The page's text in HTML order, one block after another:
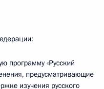
программу «Русский
предусматривающие
изучения русского